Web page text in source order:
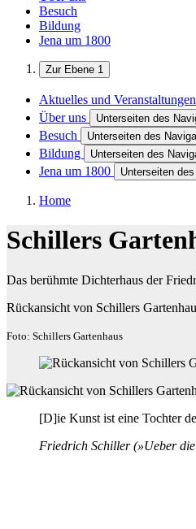
Besuch
Bildung
Jena um 1800
Zur Ebene 1
Aktuelles und Veranstaltungen
Über uns Unterseiten des
Besuch Unterseiten des
Bildung Unterseiten des
Jena um 1800 Unterseiten
Home
Schillers
Das berühmte Dichterhaus der
Rückansicht von Schillers
Foto: Schillers Gartenhaus
[D]ie Kunst ist eine Tochter
Friedrich Schiller (»Ueber die